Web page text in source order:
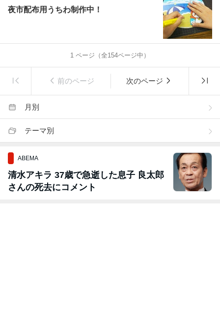
夜市配布用うちわ制作中！
1 ページ（全154ページ中）
前のページ 次のページ
月別
テーマ別
ABEMA
清水アキラ 37歳で急逝した息子 良太郎
さんの死去にコメント